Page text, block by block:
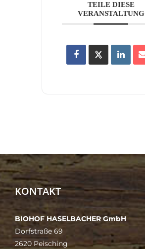
TEILE DIESE
VERANSTALTUNG
KONTAKT
BIOHOF HASELBACHER GmbH
Dorfstraße 69
2620 Peisching